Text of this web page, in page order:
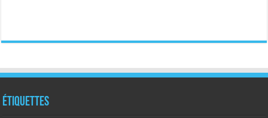
Étiquettes